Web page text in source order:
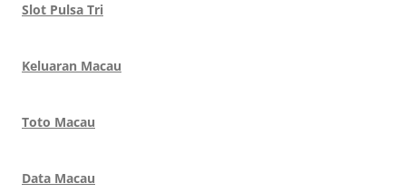
Slot Pulsa Tri
Keluaran Macau
Toto Macau
Data Macau